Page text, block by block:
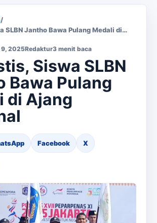
/
SLBN Jantho Bawa Pulang Medali di…
9, 2025Redaktur3 menit baca
Siswa SLBN
Bawa Pulang
di Ajang
Facebook X